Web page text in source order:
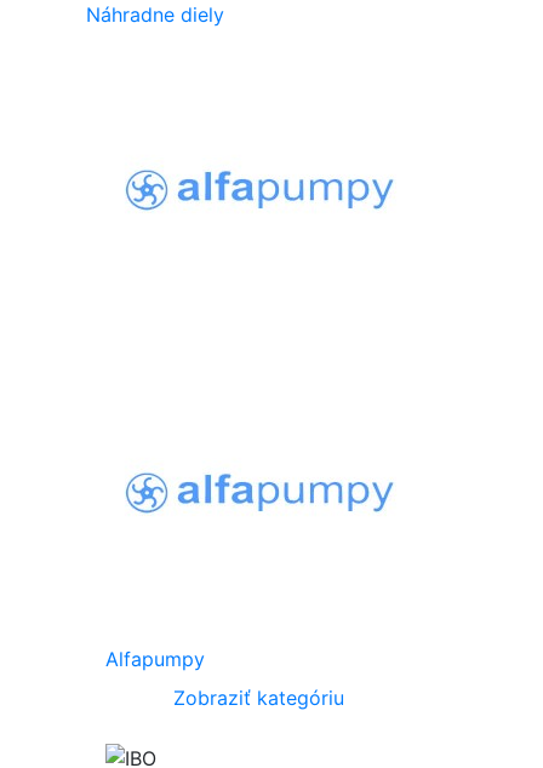
Náhradne diely
Alfapumpy
Zobraziť kategóriu